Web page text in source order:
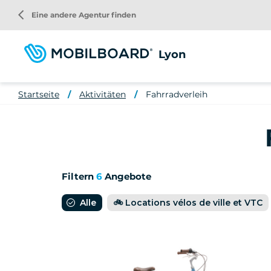
zum
Inhalt
Lyon
arrow_back_ios Eine andere Agentur finden
Startseite Aktivitäten Fahrradverleih
Filtern 6 Angebote
Alle 🚲 Locations vélos de ville et VTC